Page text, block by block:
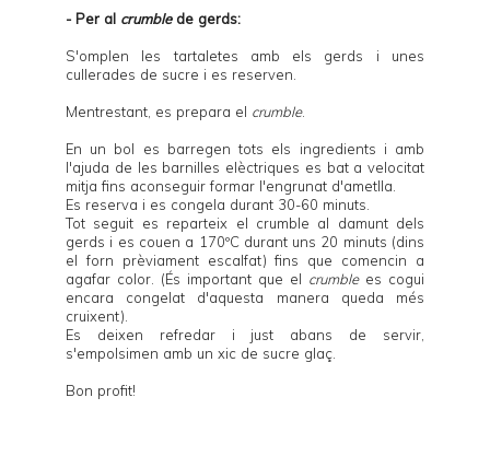
- Per al crumblede gerds:
S'omplen les tartaletes amb els gerds i unes
cullerades de sucre i es reserven.
Mentrestant, es prepara el crumble.
En un bol es barregen tots els ingredients i amb
l'ajuda de les barnilles elèctriques es bat a velocitat
mitja fins aconseguir formar l'engrunat d'ametlla.
Es reserva i es congela durant 30-60 minuts.
Tot seguit es reparteix el crumble al damunt dels
gerds i es couen a 170ºC durant uns 20 minuts (dins
el forn prèviament escalfat) fins que comencin a
agafar color. (És important que el crumblees cogui
encara congelat d'aquesta manera queda més
cruixent).
Es deixen refredar i just abans de servir,
s'empolsimen amb un xic de sucre glaç.
Bon profit!